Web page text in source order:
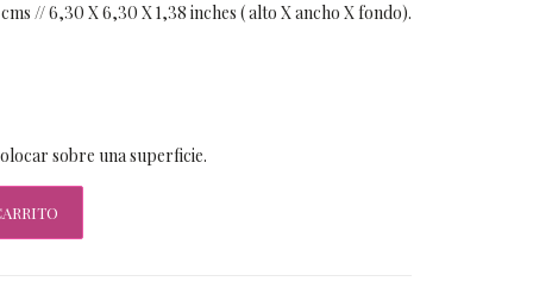
// 6,30 X 6,30 X 1,38 inches ( alto X ancho X fondo).
sobre una superficie.